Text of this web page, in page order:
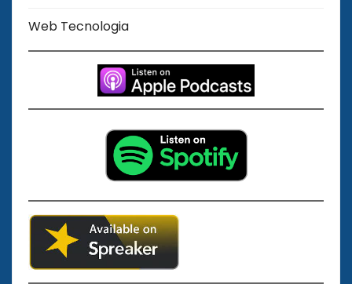
Web Tecnologia